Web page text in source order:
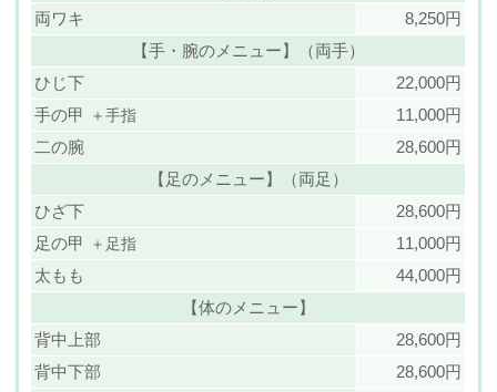
両ワキ
8,250円
【手・腕のメニュー】（両手）
ひじ下
22,000円
手の甲
＋手指
11,000円
二の腕
28,600円
【足のメニュー】（両足）
ひざ下
28,600円
足の甲
＋足指
11,000円
太もも
44,000円
【体のメニュー】
背中上部
28,600円
背中下部
28,600円